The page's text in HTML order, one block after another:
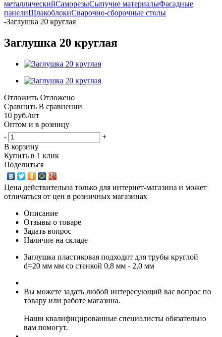
металлическийСаморезыСыпучие материалыФасадные
панелиШлакоблокиСварочно-сборочные столы
-Заглушка 20 круглая
Заглушка 20 круглая
Отложить Отложено
Сравнить В сравнении
10 руб./шт
Оптом и в розницу
-
+
В корзину
Купить в 1 клик
Поделиться
Цена действительна только для интернет-магазина и может
отличаться от цен в розничных магазинах
Описание
Отзывы о товаре
Задать вопрос
Наличие на складе
Заглушка пластиковая подходит для трубы круглой
d=20 мм мм со стенкой 0,8 мм - 2,0 мм
Вы можете задать любой интересующий вас вопрос по
товару или работе магазина.
Наши квалифицированные специалисты обязательно
вам помогут.